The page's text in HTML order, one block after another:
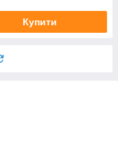
Купити